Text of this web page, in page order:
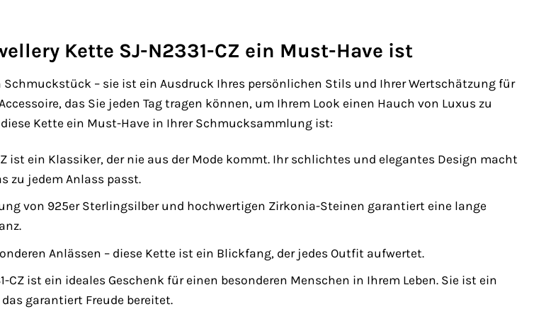
Kette SJ-N2331-CZ ein Must-Have ist
Schmuckstück – sie ist ein Ausdruck Ihres persönlichen Stils und Ihrer Wertschätzung für
das Sie jeden Tag tragen können, um Ihrem Look einen Hauch von Luxus zu
Kette ein Must-Have in Ihrer Schmucksammlung ist:
ist ein Klassiker, der nie aus der Mode kommt. Ihr schlichtes und elegantes Design macht
zu jedem Anlass passt.
von 925er Sterlingsilber und hochwertigen Zirkonia-Steinen garantiert eine lange
Anlässen – diese Kette ist ein Blickfang, der jedes Outfit aufwertet.
CZ ist ein ideales Geschenk für einen besonderen Menschen in Ihrem Leben. Sie ist ein
garantiert Freude bereitet.